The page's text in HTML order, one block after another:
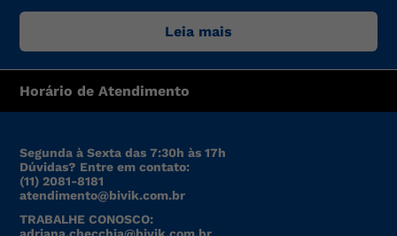
qualidade e modelo altamente competitivos.
Leia mais
Horário de Atendimento
Segunda à Sexta das 7:30h às 17h
Dúvidas? Entre em contato:
(11) 2081-8181
atendimento@bivik.com.br
TRABALHE CONOSCO: